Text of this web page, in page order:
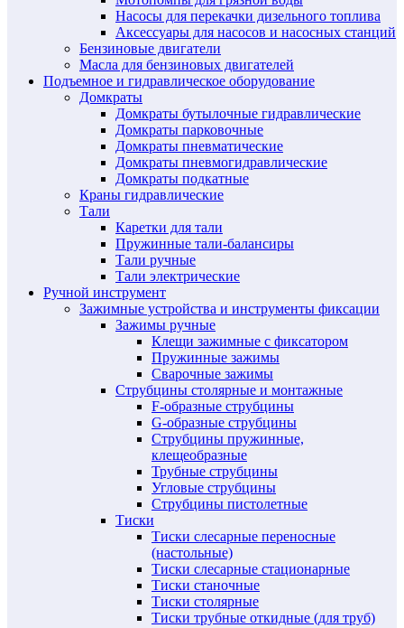
Насосы для перекачки дизельного топлива
Аксессуары для насосов и насосных станций
Бензиновые двигатели
Масла для бензиновых двигателей
Подъемное и гидравлическое оборудование
Домкраты
Домкраты бутылочные гидравлические
Домкраты парковочные
Домкраты пневматические
Домкраты пневмогидравлические
Домкраты подкатные
Краны гидравлические
Тали
Каретки для тали
Пружинные тали-балансиры
Тали ручные
Тали электрические
Ручной инструмент
Зажимные устройства и инструменты фиксации
Зажимы ручные
Клещи зажимные с фиксатором
Пружинные зажимы
Сварочные зажимы
Струбцины столярные и монтажные
F-образные струбцины
G-образные струбцины
Струбцины пружинные,
клещеобразные
Трубные струбцины
Угловые струбцины
Струбцины пистолетные
Тиски
Тиски слесарные переносные
(настольные)
Тиски слесарные стационарные
Тиски станочные
Тиски столярные
Тиски трубные откидные (для труб)